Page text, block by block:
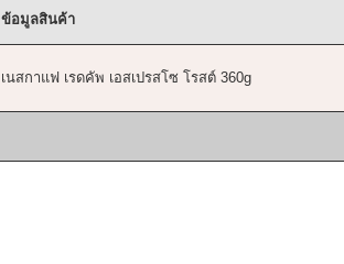
ข้อมูลสินค้า
เนสกาแฟ เรดคัพ เอสเปรสโซ โรสต์ 360g